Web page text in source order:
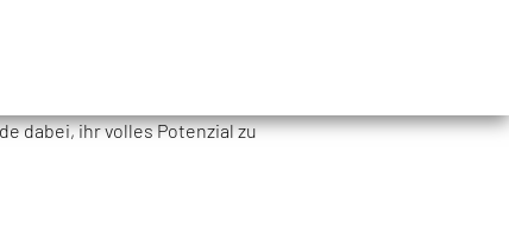
dabei, ihr volles Potenzial zu